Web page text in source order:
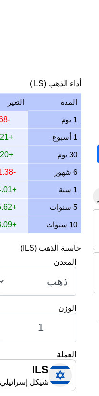
أداء الذهب (ILS)
المدة التغير
1 يوم -34.68
1 أسبوع +354.21
30 يوم +386.20
6 شهور -2,721.38
1 سنة +1,144.01
5 سنوات +7,065.62
10 سنوات +7,653.09
حاسبة الذهب (ILS)
المعدن
الوزن
العملة
ILS
شيكل إسرائيلي